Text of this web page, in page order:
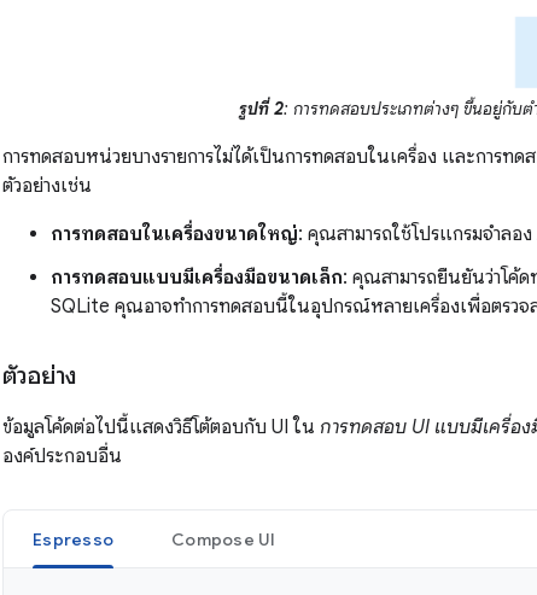
รูปที่ 2: การทดสอบประเภทต่างๆ ขึ้นอยู่กับ
การทดสอบหน่วยบางรายการไม่ได้เป็นการทดสอบในเครื่อง และการท
ตัวอย่างเช่น
การทดสอบในเครื่องขนาดใหญ่: คุณสามารถใช้โปรแกรมจำลอ
การทดสอบแบบมีเครื่องมือขนาดเล็ก: คุณสามารถยืนยันว่าโค้ด
SQLite คุณอาจทำการทดสอบนี้ในอุปกรณ์หลายเครื่องเพื่อตรวจ
ตัวอย่าง
ข้อมูลโค้ดต่อไปนี้แสดงวิธีโต้ตอบกับ UI ใน การทดสอบ UI แบบมีเครื่อง
องค์ประกอบอื่น
Espresso Compose UI